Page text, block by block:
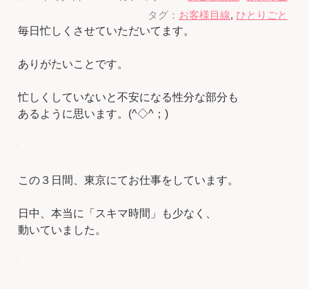
タグ： お客様目線,ひとりごと
毎日忙しくさせていただいてます。
ありがたいことです。
忙しくしていないと不安になる性分な部分も
あるように思います。(^◇^；)
この３日間、東京にてお仕事をしています。
日中、本当に「スキマ時間」も少なく、
動いていました。